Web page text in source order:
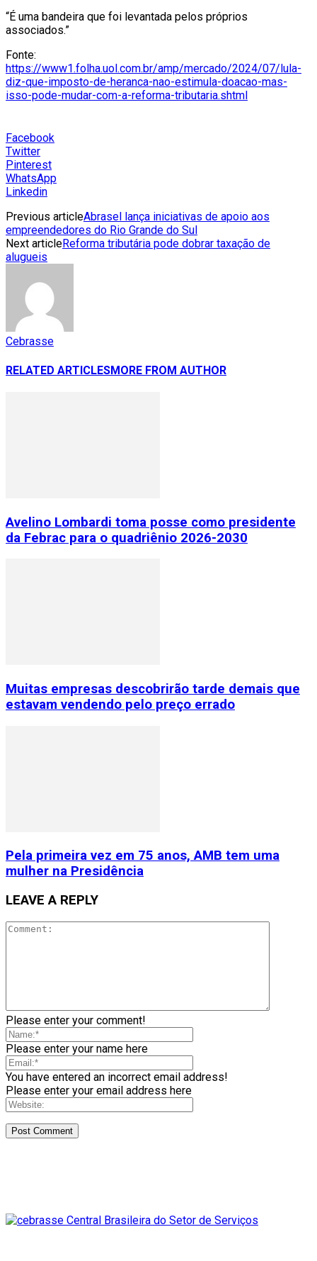
“É uma bandeira que foi levantada pelos próprios
associados.”
Fonte:
https://www1.folha.uol.com.br/amp/mercado/2024/07/lula-
diz-que-imposto-de-heranca-nao-estimula-doacao-mas-
isso-pode-mudar-com-a-reforma-tributaria.shtml
Facebook
Twitter
Pinterest
WhatsApp
Linkedin
Previous articleAbrasel lança iniciativas de apoio aos
empreendedores do Rio Grande do Sul
Next articleReforma tributária pode dobrar taxação de
alugueis
Cebrasse
RELATED ARTICLESMORE FROM AUTHOR
Avelino Lombardi toma posse como presidente
da Febrac para o quadriênio 2026-2030
Muitas empresas descobrirão tarde demais que
estavam vendendo pelo preço errado
Pela primeira vez em 75 anos, AMB tem uma
mulher na Presidência
LEAVE A REPLY
Please enter your comment!
Please enter your name here
You have entered an incorrect email address!
Please enter your email address here